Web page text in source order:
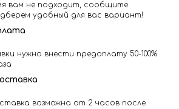
вам не подходит, сообщите
удобный для вас вариант!
нужно внести предоплату 50-100%
возможна от 2 часов после